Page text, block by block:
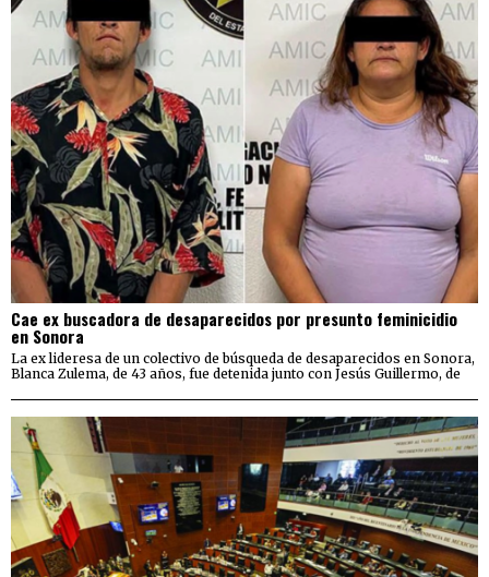
Cae ex buscadora de desaparecidos por presunto feminicidio
en Sonora
La ex lideresa de un colectivo de búsqueda de desaparecidos en Sonora,
Blanca Zulema, de 43 años, fue detenida junto con Jesús Guillermo, de